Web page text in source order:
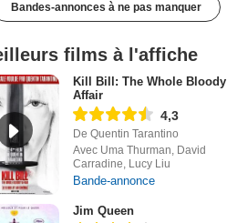
Bandes-annonces à ne pas manquer
films à l'affiche
Kill Bill: The Whole Bloody
Affair
4,3
De Quentin Tarantino
Avec Uma Thurman, David
Carradine, Lucy Liu
Bande-annonce
Jim Queen